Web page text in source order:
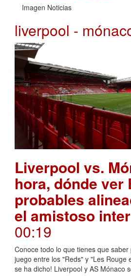
Imagen Noticias
liverpool -
Liverpool vs.
hora, dónde ver
probables
el amistoso
00:19
Conoce todo lo que tienes que
juego entre los "Reds" y "Les Rouge
se ha dicho! Liverpool y AS Mónaco